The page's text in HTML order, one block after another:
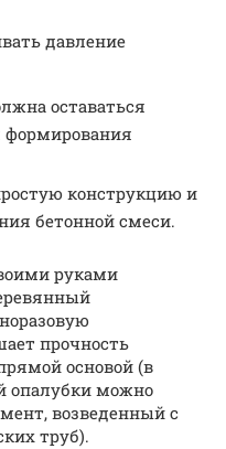
давление
оставаться
формирования
конструкцию и
бетонной смеси.
руками
прочность
основой (в
опалубки можно
возведенный с
труб).